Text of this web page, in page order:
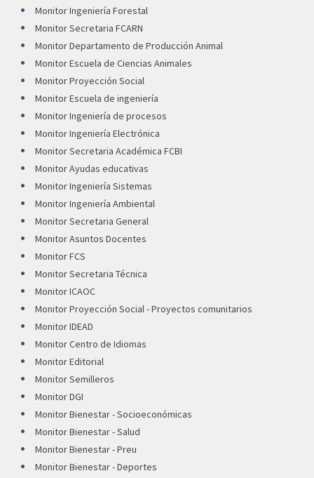
Monitor Ingeniería Forestal
Monitor Secretaria FCARN
Monitor Departamento de Producción Animal
Monitor Escuela de Ciencias Animales
Monitor Proyección Social
Monitor Escuela de ingeniería
Monitor Ingeniería de procesos
Monitor Ingeniería Electrónica
Monitor Secretaria Académica FCBI
Monitor Ayudas educativas
Monitor Ingeniería Sistemas
Monitor Ingeniería Ambiental
Monitor Secretaria General
Monitor Asuntos Docentes
Monitor FCS
Monitor Secretaria Técnica
Monitor ICAOC
Monitor Proyección Social - Proyectos comunitarios
Monitor IDEAD
Monitor Centro de Idiomas
Monitor Editorial
Monitor Semilleros
Monitor DGI
Monitor Bienestar - Socioeconómicas
Monitor Bienestar - Salud
Monitor Bienestar - Preu
Monitor Bienestar - Deportes